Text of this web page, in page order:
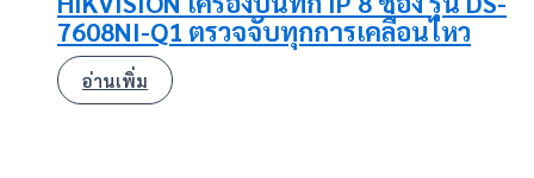
7608NI-Q1 ตรวจจับทุกการเคลื่อนไหว
อ่านเพิ่ม